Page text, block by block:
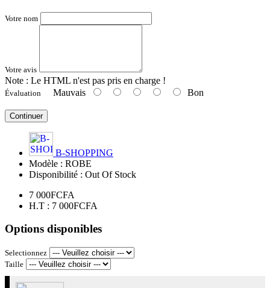
Votre nom
Votre avis
Note : Le HTML n'est pas pris en charge !
Évaluation Mauvais Bon
Continuer
B-SHOPPING
Modèle : ROBE
Disponibilité : Out Of Stock
7 000FCFA
H.T : 7 000FCFA
Options disponibles
Selectionnez
Taille